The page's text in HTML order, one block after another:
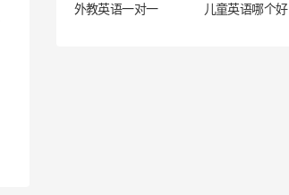
外教英语一对一
儿童英语哪个好